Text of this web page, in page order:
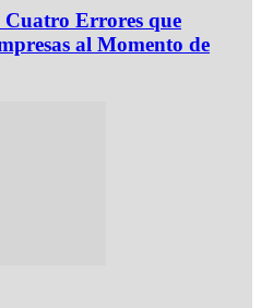
Cuatro Errores que
al Momento de